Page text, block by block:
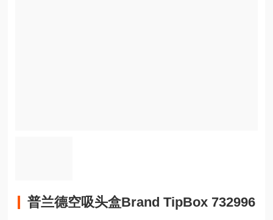
普兰德空吸头盒Brand TipBox 732996